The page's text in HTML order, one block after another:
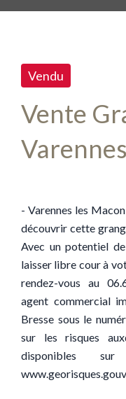
Vendu
Vente
- Varennes les
découvrir cette
Avec un potentiel
laisser libre cour à
rendez-vous au
agent commercial
Bresse sous le
sur les risques
disponibles